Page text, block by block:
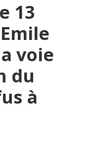
13
voie
du
à